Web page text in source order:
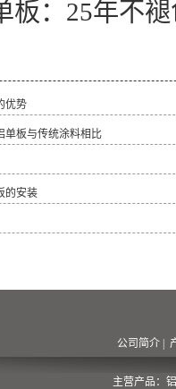
板：25年不
优势
单板与传统涂料相比
的安装
公司简介
主营产品：